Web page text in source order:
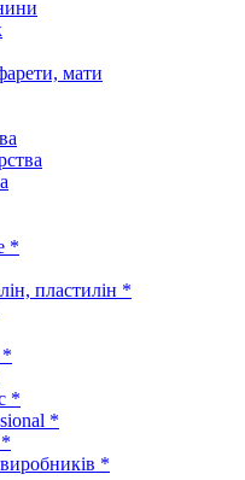
мати
*
пластилін *
*
*
*
*